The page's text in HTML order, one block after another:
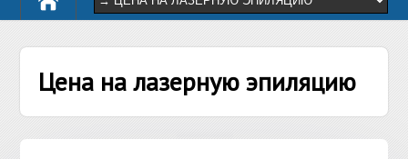
Цена на лазерную эпиляцию